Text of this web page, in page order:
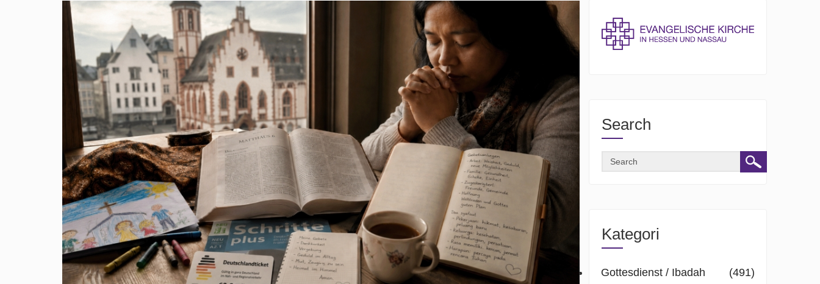
Search
Kategori
Gottesdienst / Ibadah
(491)